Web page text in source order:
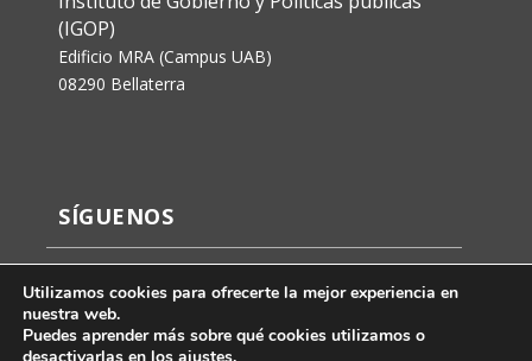
(IGOP)
Edificio MRA (Campus UAB)
08290 Bellaterra
SÍGUENOS
Utilizamos cookies para ofrecerte la mejor experiencia en
nuestra web.
Puedes aprender más sobre qué cookies utilizamos o